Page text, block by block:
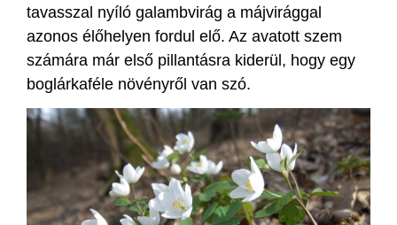
tavasszal nyíló galambvirág a májvirággal
azonos élőhelyen fordul elő. Az avatott szem
számára már első pillantásra kiderül, hogy egy
boglárkaféle növényről van szó.